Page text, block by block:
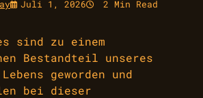
Juli 1, 2026
2 Min Read
sind zu einem
Bestandteil unseres
geworden und
bei dieser